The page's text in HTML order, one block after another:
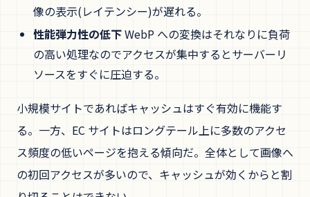
像の表示(レイテンシー)が遅れる。
性能弾力性の低下WebP への変換はそれなりに負荷
の高い処理なのでアクセスが集中するとサーバーリ
ソースをすぐに圧迫する。
小規模サイトであればキャッシュはすぐ有効に機能す
る。一方、EC サイトはロングテール上に多数のアクセ
ス頻度の低いページを抱える傾向だ。全体として画像へ
の初回アクセスが多いので、キャッシュが効くからと割